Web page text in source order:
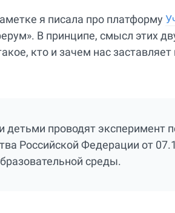
я писала про платформу
В принципе, смысл этих
кто и зачем нас
проводят эксперимент
Российской Федерации от
среды.